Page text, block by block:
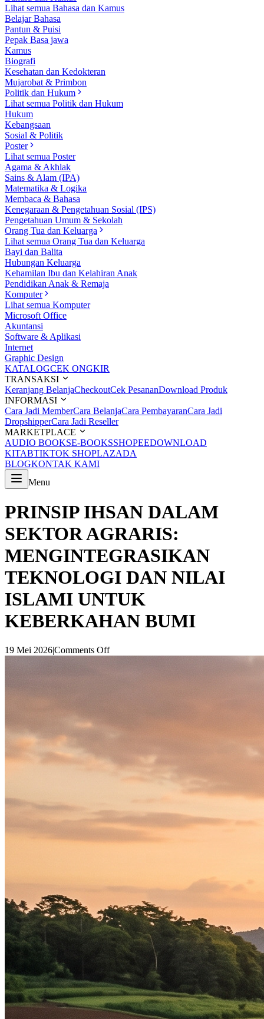
Lihat semua Bahasa dan Kamus
Belajar Bahasa
Pantun & Puisi
Pepak Basa jawa
Kamus
Biografi
Kesehatan dan Kedokteran
Mujarobat & Primbon
Politik dan Hukum
Lihat semua Politik dan Hukum
Hukum
Kebangsaan
Sosial & Politik
Poster
Lihat semua Poster
Agama & Akhlak
Sains & Alam (IPA)
Matematika & Logika
Membaca & Bahasa
Kenegaraan & Pengetahuan Sosial (IPS)
Pengetahuan Umum & Sekolah
Orang Tua dan Keluarga
Lihat semua Orang Tua dan Keluarga
Bayi dan Balita
Hubungan Keluarga
Kehamilan Ibu dan Kelahiran Anak
Pendidikan Anak & Remaja
Komputer
Lihat semua Komputer
Microsoft Office
Akuntansi
Software & Aplikasi
Internet
Graphic Design
KATALOGCEK ONGKIR
TRANSAKSI
Keranjang BelanjaCheckoutCek PesananDownload Produk
INFORMASI
Cara Jadi MemberCara BelanjaCara PembayaranCara Jadi
DropshipperCara Jadi Reseller
MARKETPLACE
AUDIO BOOKSE-BOOKSSHOPEEDOWNLOAD
KITABTIKTOK SHOPLAZADA
BLOGKONTAK KAMI
Menu
PRINSIP IHSAN DALAM
SEKTOR AGRARIS:
MENGINTEGRASIKAN
TEKNOLOGI DAN NILAI
ISLAMI UNTUK
KEBERKAHAN BUMI
19 Mei 2026|Comments Off